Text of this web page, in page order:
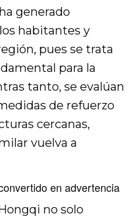
generado
habitantes y
pues se trata
para la
tanto, se evalúan
de refuerzo
cercanas,
vuelva a
en advertencia
no solo